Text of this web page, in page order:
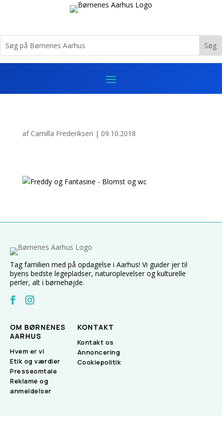
af Camilla Frederiksen | 09.10.2018
Tag familien med på opdagelse i Aarhus! Vi guider jer til
byens bedste legepladser, naturoplevelser og kulturelle
perler, alt i børnehøjde.
OM BØRNENES
AARHUS
Hvem er vi
Etik og værdier
Presseomtale
Reklame og
anmeldelser
KONTAKT
Kontakt os
Annoncering
Cookiepolitik